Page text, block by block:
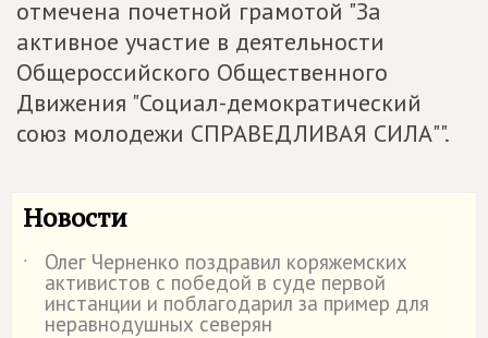
отмечена почетной грамотой "За
активное участие в деятельности
Общероссийского Общественного
Движения "Социал-демократический
союз молодежи СПРАВЕДЛИВАЯ СИЛА"".
Новости
˙ Олег Черненко поздравил коряжемских
активистов с победой в суде первой
инстанции и поблагодарил за пример для
неравнодушных северян